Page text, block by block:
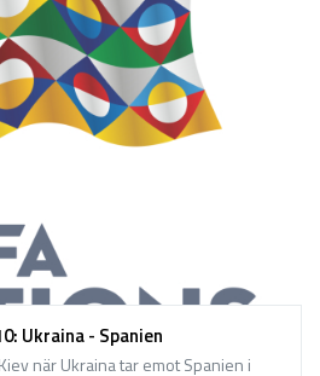
Ukraina - Spanien
när Ukraina tar emot Spanien i